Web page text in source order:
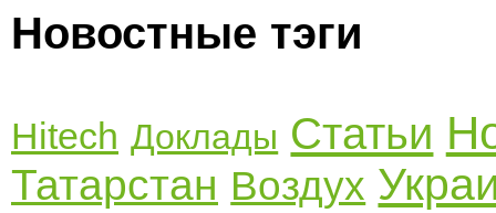
Новостные тэги
Hitech Доклады Статьи
Татарстан Воздух